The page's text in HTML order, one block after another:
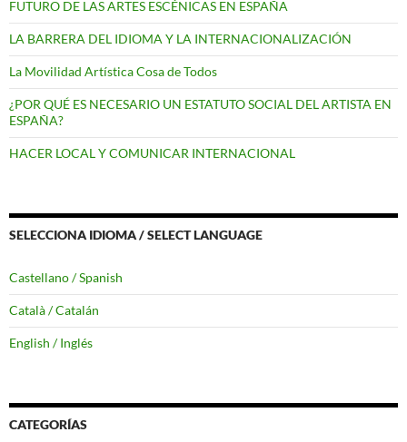
FUTURO DE LAS ARTES ESCÉNICAS EN ESPAÑA
LA BARRERA DEL IDIOMA Y LA INTERNACIONALIZACIÓN
La Movilidad Artística Cosa de Todos
¿POR QUÉ ES NECESARIO UN ESTATUTO SOCIAL DEL ARTISTA EN
ESPAÑA?
HACER LOCAL Y COMUNICAR INTERNACIONAL
SELECCIONA IDIOMA / SELECT LANGUAGE
Castellano / Spanish
Català / Catalán
English / Inglés
CATEGORÍAS